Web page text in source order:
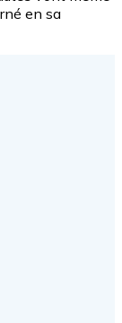
en sa